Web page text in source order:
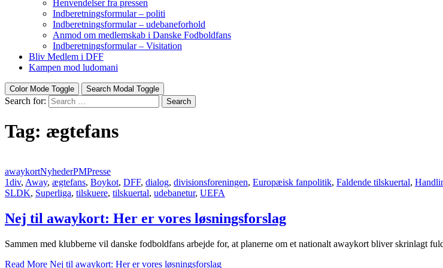
Henvendelser fra pressen
Indberetningsformular – politi
Indberetningsformular – udebaneforhold
Anmod om medlemskab i Danske Fodboldfans
Indberetningsformular – Visitation
Bliv Medlem i DFF
Kampen mod ludomani
Color Mode Toggle Search Modal Toggle
Search for: Search
Tag: ægtefans
awaykortNyhederPMPresse
1div, Away, ægtefans, Boykot, DFF, dialog, divisionsforeningen, Europæisk fanpolitik, Faldende tilskuertal,
SLDK, Superliga, tilskuere, tilskuertal, udebanetur, UEFA
Nej til awaykort: Her er vores løsningsforslag
Sammen med klubberne vil danske fodboldfans arbejde for, at planerne om et nationalt awaykort bliver skrinlagt
Read More Nej til awaykort: Her er vores løsningsforslag